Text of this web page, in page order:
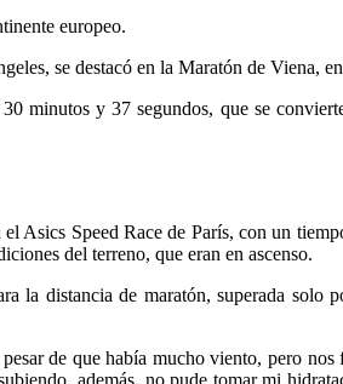
europeo.
se destacó en la Maratón de Viena,
minutos y 37 segundos, que se
Asics Speed Race de París, con un
del terreno, que eran en ascenso.
la distancia de maratón, superada
de que había mucho viento, pero